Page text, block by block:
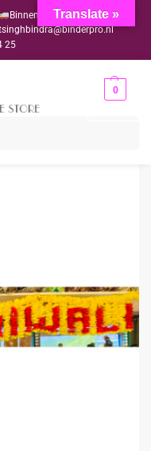
Binnen 1-3 dagen geleverd
25
0
Translate »